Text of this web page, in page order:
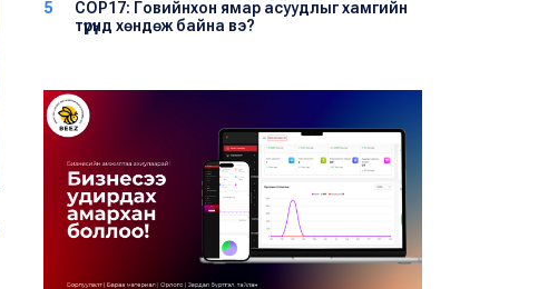
5
COP17: Говийнхон ямар асуудлыг хамгийн
түрүүнд хөндөж байна вэ?